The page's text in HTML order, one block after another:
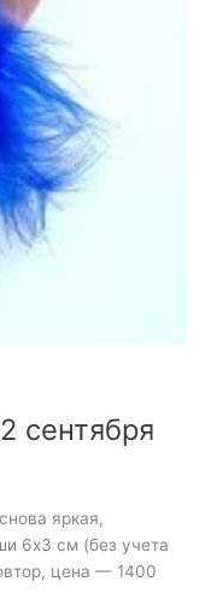
сентября
яркая,
6х3 см (без учета
цена — 1400